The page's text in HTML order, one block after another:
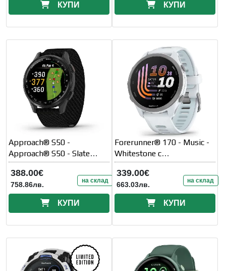
КУПИ КУПИ
Approach® S50 -
Approach® S50 - Slate
Aluminium безел с Black
ComfortFit Nylon каишка
388.00€
758.86лв. на склад
КУПИ
Forerunner® 170 - Music -
Whitestone с
Whitestone/Cloud Blue
каишка
339.00€
663.03лв. на склад
КУПИ